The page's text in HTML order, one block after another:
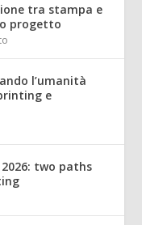
tra stampa e
progetto
l’umanità
e
two paths